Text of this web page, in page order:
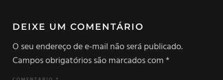
DEIXE UM COMENTÁRIO
O seu endereço de e-mail não será publicado.
Campos obrigatórios são marcados com*